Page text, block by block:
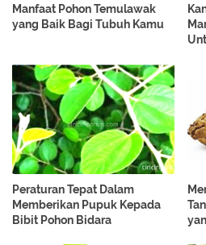
Manfaat Pohon Temulawak
yang Baik Bagi Tubuh Kamu
Peraturan Tepat Dalam
Memberikan Pupuk Kepada
Bibit Pohon Bidara